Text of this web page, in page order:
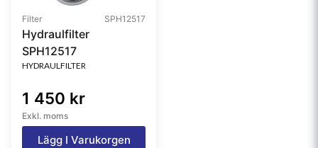
Filter SPH12517
Hydraulfilter
SPH12517
HYDRAULFILTER
1 450 kr
Exkl. moms
Lägg I Varukorgen